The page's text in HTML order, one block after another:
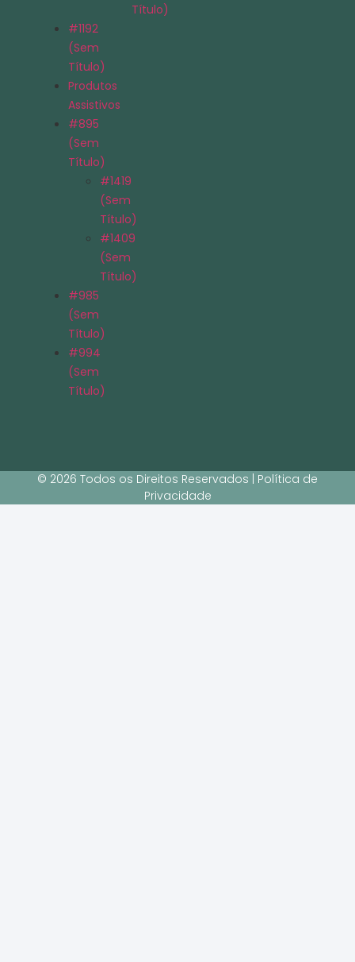
Título)
#1192
(sem
Título)
Produtos
Assistivos
#895
(sem
Título)
#1419
(sem
Título)
#1409
(sem
Título)
#985
(sem
Título)
#994
(sem
Título)
© 2026 Todos os Direitos Reservados | Política de
Privacidade